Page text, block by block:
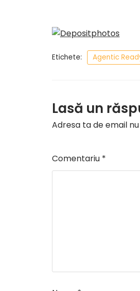
Etichete: Agentic
Lasă un
Adresa ta de email
Comentariu *